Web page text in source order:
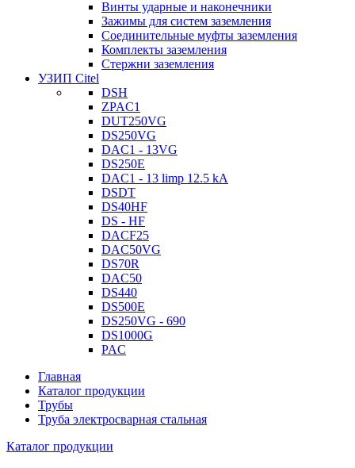
Винты ударные и наконечники
Зажимы для систем заземления
Соединительные муфты заземления
Комплекты заземления
Стержни заземления
УЗИП Citel
DSH
ZPAC1
DUT250VG
DS250VG
DAC1 - 13VG
DS250E
DAC1 - 13 limp 12.5 kA
DSDT
DS40HF
DS - HF
DACF25
DAC50VG
DS70R
DAC50
DS440
DS500E
DS250VG - 690
DS1000G
PAC
Главная
Каталог продукции
Трубы
Труба электросварная стальная
Каталог продукции